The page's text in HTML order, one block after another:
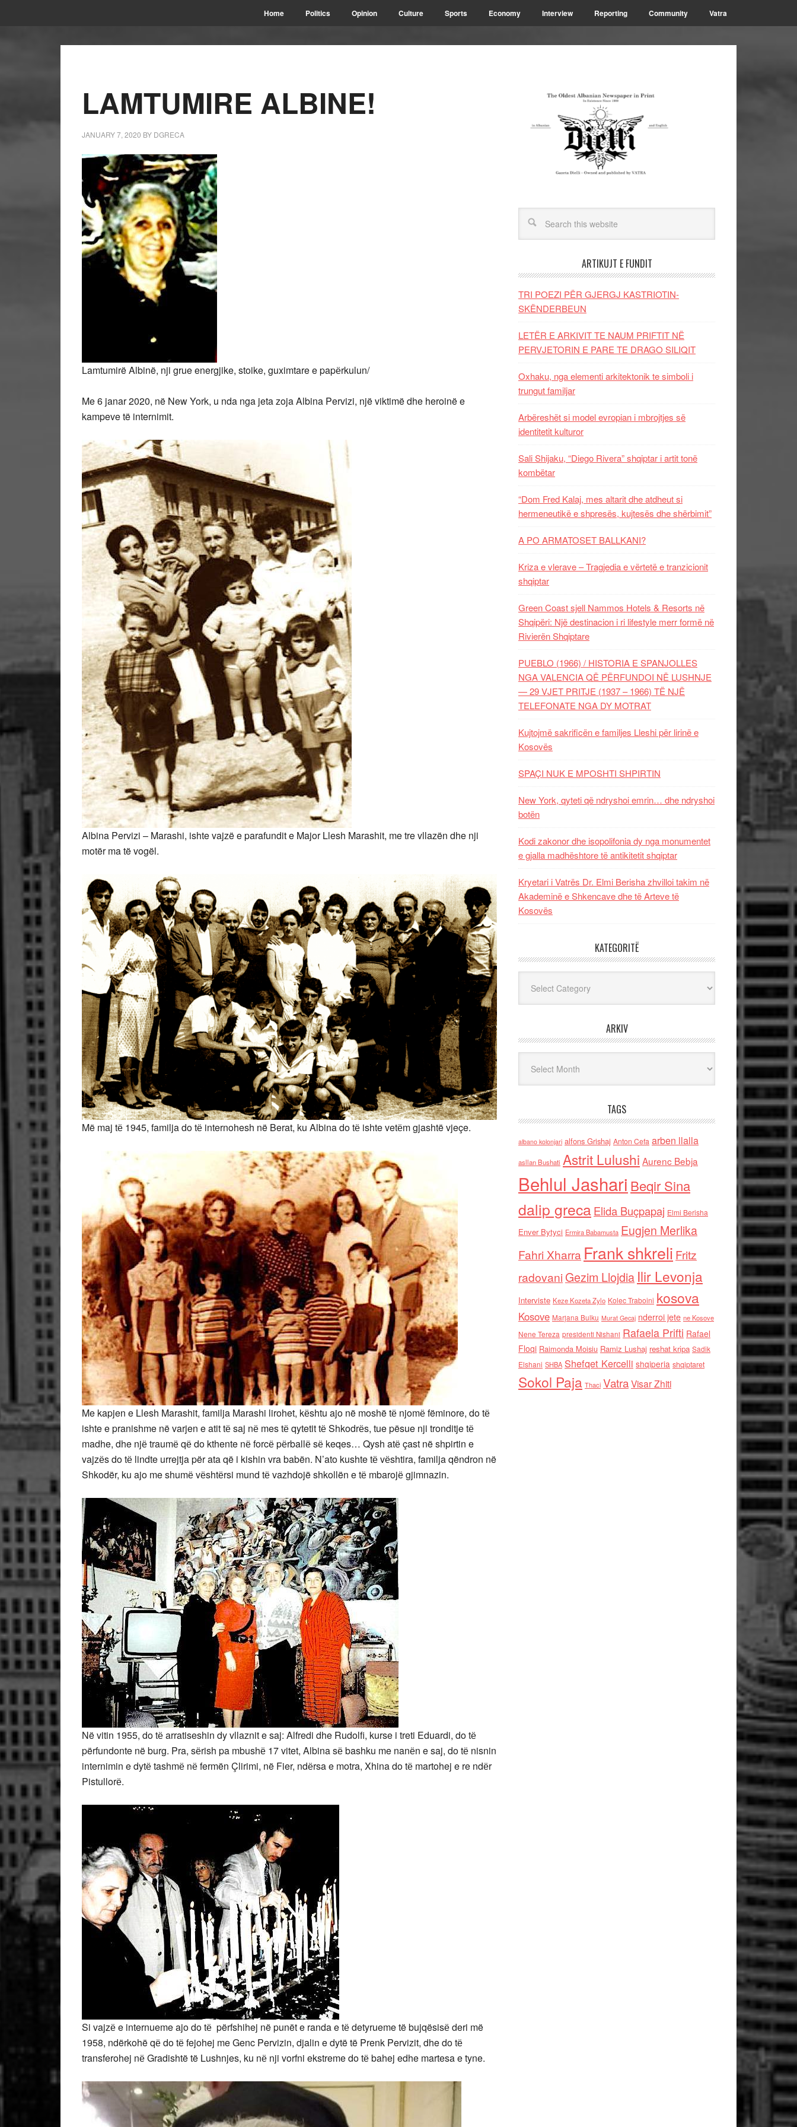
Home Politics Opinion Culture Sports Economy Interview Reporting Community Vatra
LAMTUMIRE ALBINE!
JANUARY 7, 2020 BY DGRECA
Lamtumirë Albinë, nji grue energjike, stoike, guximtare e papёrkulun/
Me 6 janar 2020, në New York, u nda nga jeta zoja Albina Pervizi, një viktimë dhe heroinë e
kampeve të internimit.
Albina Pervizi – Marashi, ishte vajzë e parafundit e Major Llesh Marashit, me tre vllazën dhe nji
motër ma të vogël.
Më maj tё 1945, familja do tё internohesh në Berat, ku Albina do tё ishte vetёm gjashtë vjeçe.
Me kapjen e Llesh Marashit, familja Marashi lirohet, kёshtu ajo në moshë tё njomё fëminore, do tё
ishte e pranishme në varjen e atit tё saj nё mes tё qytetit tё Shkodrёs, tue pësue nji tronditje tё
madhe, dhe njё traumё qё do kthente nё forcё pёrballё sё keqes… Qysh atё çast në shpirtin e
vajzёs do tё lindte urrejtja për ata që i kishin vra babën. N’ato kushte tё vёshtira, familja qëndron në
Shkodër, ku ajo me shumё vёshtёrsi mund tё vazhdojë shkollën e tё mbarojё gjimnazin.
Në vitin 1955, do tё arratiseshin dy vllaznit e saj: Alfredi dhe Rudolfi, kurse i treti Eduardi, do tё
përfundonte në burg. Pra, sёrish pa mbushё 17 vitet, Albina sё bashku me nanёn e saj, do tё nisnin
internimin e dytё tashmё nё fermën Çlirimi, në Fier, ndёrsa e motra, Xhina do tё martohej e re ndёr
Pistullorё.
Si vajzё e internueme ajo do tё përfshihej në punët e randa e tё detyrueme të bujqësisё deri më
1958, ndërkohë qё do tё fejohej me Genc Pervizin, djalin e dytë të Prenk Pervizit, dhe do tё
transferohej nё Gradishtë të Lushnjes, ku nё nji vorfni ekstreme do tё bahej edhe martesa e tyne.
ARTIKUJT E FUNDIT
TRI POEZI PËR GJERGJ KASTRIOTIN-
SKËNDERBEUN
LETËR E ARKIVIT TE NAUM PRIFTIT NË
PERVJETORIN E PARE TE DRAGO SILIQIT
Oxhaku, nga elementi arkitektonik te simboli i
trungut familjar
Arbëreshët si model evropian i mbrojtjes së
identitetit kulturor
Sali Shijaku, “Diego Rivera” shqiptar i artit tonë
kombëtar
“Dom Fred Kalaj, mes altarit dhe atdheut si
hermeneutikë e shpresës, kujtesës dhe shërbimit”
A PO ARMATOSET BALLKANI?
Kriza e vlerave – Tragjedia e vërtetë e tranzicionit
shqiptar
Green Coast sjell Nammos Hotels & Resorts në
Shqipëri: Një destinacion i ri lifestyle merr formë në
Rivierën Shqiptare
PUEBLO (1966) / HISTORIA E SPANJOLLES
NGA VALENCIA QË PËRFUNDOI NË LUSHNJE
— 29 VJET PRITJE (1937 – 1966) TË NJË
TELEFONATE NGA DY MOTRAT
Kujtojmë sakrificën e familjes Lleshi për lirinë e
Kosovës
SPAÇI NUK E MPOSHTI SHPIRTIN
New York, qyteti që ndryshoi emrin… dhe ndryshoi
botën
Kodi zakonor dhe isopolifonia dy nga monumentet
e gjalla madhështore të antikitetit shqiptar
Kryetari i Vatrës Dr. Elmi Berisha zhvilloi takim në
Akademinë e Shkencave dhe të Arteve të
Kosovës
KATEGORITË
ARKIV
TAGS
albano kolonjari alfons Grishaj Anton Cefa arben llalla
asllan Bushati Astrit Lulushi Aurenc Bebja
Behlul Jashari Beqir Sina
dalip grecaElida Buçpapaj Elmi Berisha
Enver Bytyci Ermira Babamusta Eugjen Merlika
Fahri Xharra Frank shkreli Fritz
radovaniGezim Llojdia Ilir Levonja
Interviste Keze Kozeta Zylo Kolec Traboini kosova
Kosove Marjana Bulku Murat Gecaj nderroi jete ne Kosove
Nene Tereza presidenti Nishani Rafaela Prifti Rafael
Floqi Raimonda Moisiu Ramiz Lushaj reshat kripa Sadik
Elshani SHBA Shefqet Kercelli shqiperia shqiptaret
Sokol Paja Thaci VatraVisar Zhiti